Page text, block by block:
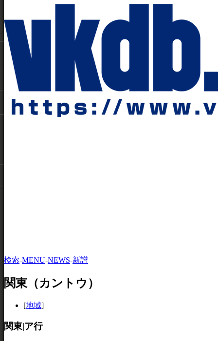
検索-MENU-NEWS-新譜
関東（カントウ）
[地域]
関東|ア行